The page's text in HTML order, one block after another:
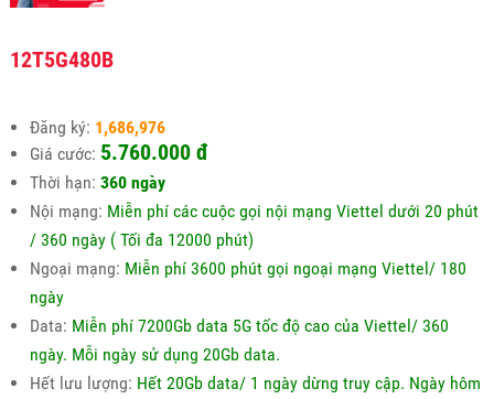
12T5G480B
Đăng ký: 1,686,976
Giá cước: 5.760.000 đ
Thời hạn: 360 ngày
Nội mạng: Miễn phí các cuộc gọi nội mạng Viettel dưới 20 phút
/ 360 ngày ( Tối đa 12000 phút)
Ngoại mạng: Miễn phí 3600 phút gọi ngoại mạng Viettel/ 180
ngày
Data: Miễn phí 7200Gb data 5G tốc độ cao của Viettel/ 360
ngày. Mỗi ngày sử dụng 20Gb data.
Hết lưu lượng: Hết 20Gb data/ 1 ngày dừng truy cập. Ngày hôm